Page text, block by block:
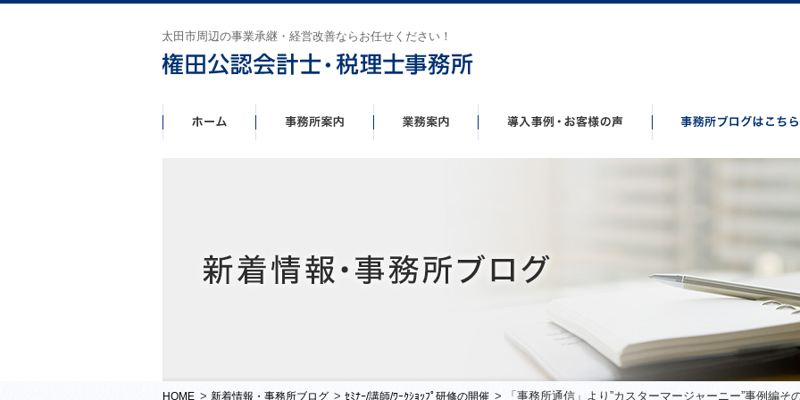
太田市周辺の事業承継・経営改善ならお任せください！
HOME > 新着情報・事務所ブログ > ｾﾐﾅｰ/講師/ﾜｰｸｼｮｯﾌﾟ研修の開催 > 「事務所通信」より”カスターマージャーニー”事例編そ